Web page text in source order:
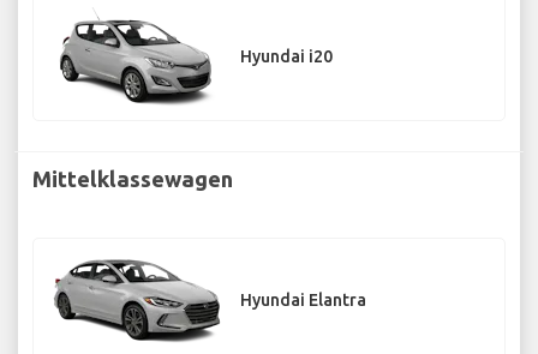
Hyundai i20
Mittelklassewagen
Hyundai Elantra